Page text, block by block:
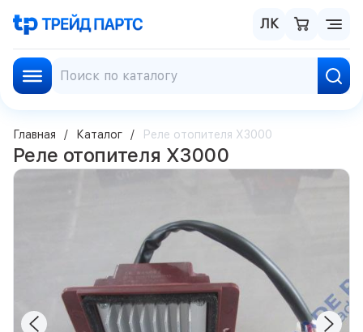
ЛК
Главная Каталог Реле отопителя X3000
Реле отопителя X3000